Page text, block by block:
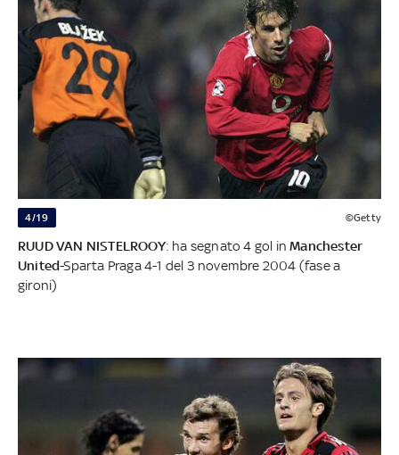
4/19 ©Getty
RUUD VAN NISTELROOY: ha segnato 4 gol inManchester
United-Sparta Praga 4-1 del 3 novembre 2004 (fase a
gironi)